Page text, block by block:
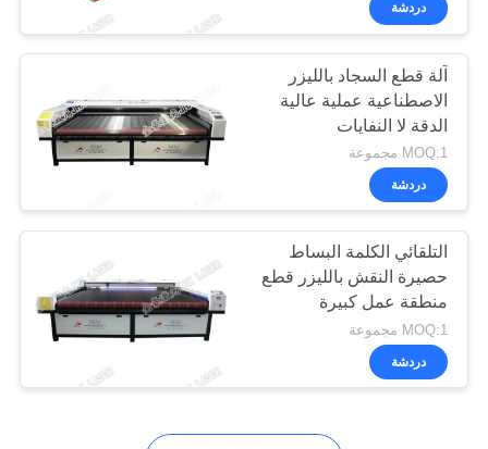
Banner.Flag.Light
صندوق Tradeshow
قاطع ليزر
آلة قطع القماش
بالليزر
10
دردشة
آلة قطع السجاد بالليزر
الاصطناعية عملية عالية
الدقة لا النفايات
MOQ:1 مجموعة
دردشة
التلقائي الكلمة البساط
حصيرة النقش بالليزر قطع
منطقة عمل كبيرة
MOQ:1 مجموعة
دردشة